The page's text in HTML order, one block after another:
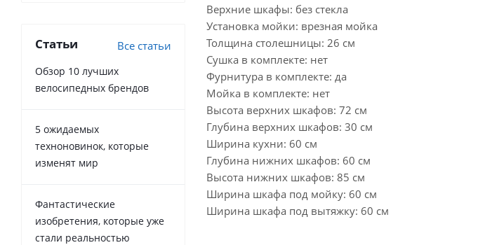
Верхние шкафы: без стекла
Установка мойки: врезная мойка
Толщина столешницы: 26 см
Сушка в комплекте: нет
Фурнитура в комплекте: да
Мойка в комплекте: нет
Высота верхних шкафов: 72 см
Глубина верхних шкафов: 30 см
Ширина кухни: 60 см
Глубина нижних шкафов: 60 см
Высота нижних шкафов: 85 см
Ширина шкафа под мойку: 60 см
Ширина шкафа под вытяжку: 60 см
Статьи Все статьи
Обзор 10 лучших
велосипедных брендов
5 ожидаемых
техноновинок, которые
изменят мир
Фантастические
изобретения, которые уже
стали реальностью